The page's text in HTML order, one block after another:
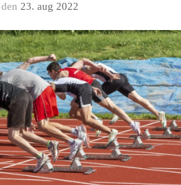
den 23. aug 2022